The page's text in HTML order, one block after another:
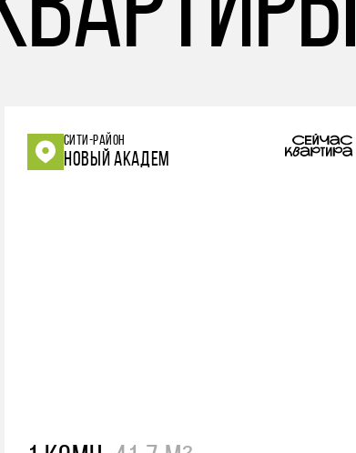
СИТИ-РАЙОН
НОВЫЙ АКАДЕМ